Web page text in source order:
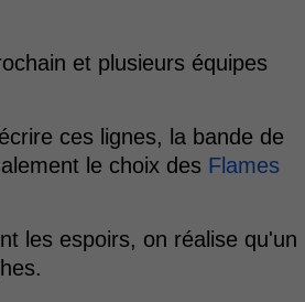
et plusieurs équipes
ces lignes, la bande de
le choix des Flames
les espoirs, on réalise qu'un